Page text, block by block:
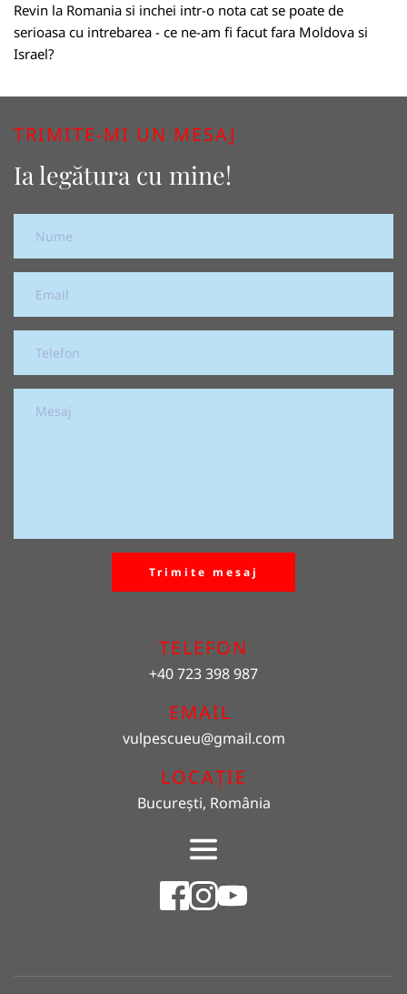
Revin la Romania si inchei intr-o nota cat se poate de
serioasa cu intrebarea - ce ne-am fi facut fara Moldova si
Israel?
TRIMITE-MI UN MESAJ
Ia legătura cu mine!
Trimite mesaj
TELEFON
+40 723 398 987
EMAIL
vulpescueu@gmail.com
LOCAȚIE
București, România